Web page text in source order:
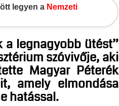
legyen a Nemzeti
a legnagyobb ütést”
szóvivője, aki
Magyar Péterék
amely elmondása
hatással.